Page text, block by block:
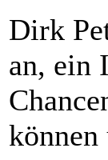
Dirk
an, ein